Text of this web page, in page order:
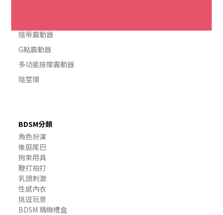
陰蒂震動器
G點震動器
多功能按摩震動器
陰莖環
BDSM分類
角色扮演
後庭尾巴
拘束用具
鞭打拍打
乳頭刺激
性感內衣
挑逗玩意
BDSM 精緻禮盒